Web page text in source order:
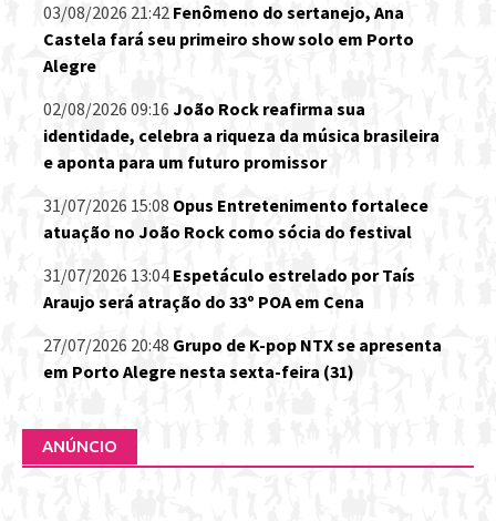
03/08/2026 21:42 Fenômeno do sertanejo, Ana
Castela fará seu primeiro show solo em Porto
Alegre
02/08/2026 09:16 João Rock reafirma sua
identidade, celebra a riqueza da música brasileira
e aponta para um futuro promissor
31/07/2026 15:08 Opus Entretenimento fortalece
atuação no João Rock como sócia do festival
31/07/2026 13:04 Espetáculo estrelado por Taís
Araujo será atração do 33º POA em Cena
27/07/2026 20:48 Grupo de K-pop NTX se apresenta
em Porto Alegre nesta sexta-feira (31)
ANÚNCIO